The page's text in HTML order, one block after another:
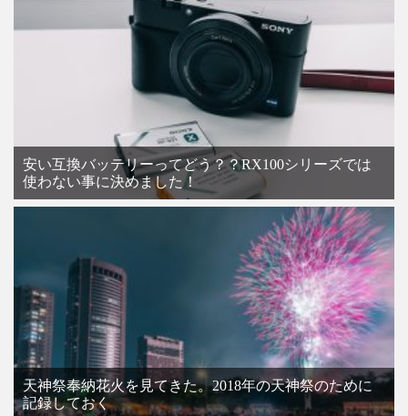
安い互換バッテリーってどう？？RX100シリーズでは
使わない事に決めました！
天神祭奉納花火を見てきた。2018年の天神祭のために
記録しておく